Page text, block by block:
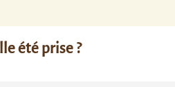
été prise ?